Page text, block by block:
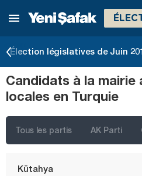
Élection législatives de Juin
Candidats à la mairie
locales en Turquie
Tous les partis AK Parti
Kayseri
Kırklareli
Kırşehir
Konya
Kütahya